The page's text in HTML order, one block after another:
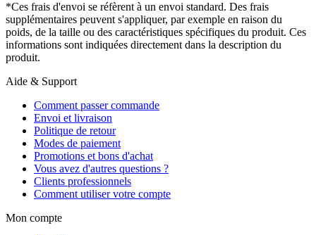
*Ces frais d'envoi se réfèrent à un envoi standard. Des frais
supplémentaires peuvent s'appliquer, par exemple en raison du
poids, de la taille ou des caractéristiques spécifiques du produit. Ces
informations sont indiquées directement dans la description du
produit.
Aide & Support
Comment passer commande
Envoi et livraison
Politique de retour
Modes de paiement
Promotions et bons d'achat
Vous avez d'autres questions ?
Clients professionnels
Comment utiliser votre compte
Mon compte